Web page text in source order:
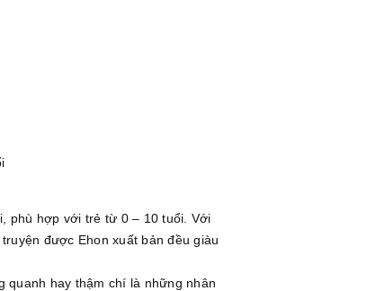
phù hợp với trẻ từ 0 – 10 tuổi. Với
được Ehon xuất bản đều giàu
quanh hay thậm chí là những nhân